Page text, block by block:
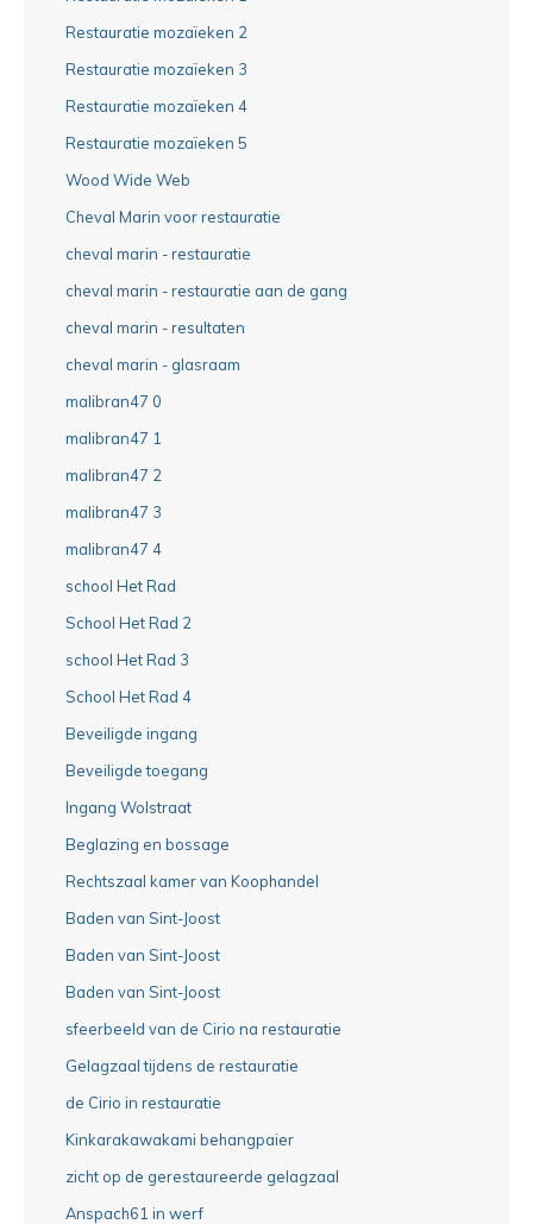
Restauratie mozaïeken 2
Restauratie mozaïeken 3
Restauratie mozaïeken 4
Restauratie mozaïeken 5
Wood Wide Web
Cheval Marin voor restauratie
cheval marin - restauratie
cheval marin - restauratie aan de gang
cheval marin - resultaten
cheval marin - glasraam
malibran47 0
malibran47 1
malibran47 2
malibran47 3
malibran47 4
school Het Rad
School Het Rad 2
school Het Rad 3
School Het Rad 4
Beveiligde ingang
Beveiligde toegang
Ingang Wolstraat
Beglazing en bossage
Rechtszaal kamer van Koophandel
Baden van Sint-Joost
Baden van Sint-Joost
Baden van Sint-Joost
sfeerbeeld van de Cirio na restauratie
Gelagzaal tijdens de restauratie
de Cirio in restauratie
Kinkarakawakami behangpaier
zicht op de gerestaureerde gelagzaal
Anspach61 in werf